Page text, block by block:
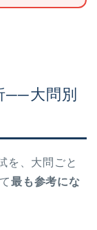
──大問別
を、大問ごと
最も参考にな